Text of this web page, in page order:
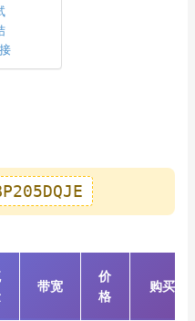
带宽
价
格
购买